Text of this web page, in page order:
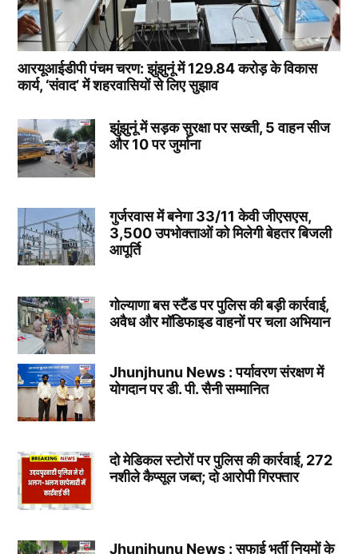
आरयूआईडीपी पंचम चरण: झुंझुनूं में 129.84 करोड़ के विकास
कार्य, ‘संवाद’ में शहरवासियों से लिए सुझाव
झुंझुनूं में सड़क सुरक्षा पर सख्ती, 5 वाहन सीज
और 10 पर जुर्माना
गुर्जरवास में बनेगा 33/11 केवी जीएसएस,
3,500 उपभोक्ताओं को मिलेगी बेहतर बिजली
आपूर्ति
गोल्याणा बस स्टैंड पर पुलिस की बड़ी कार्रवाई,
अवैध और मॉडिफाइड वाहनों पर चला अभियान
Jhunjhunu News : पर्यावरण संरक्षण में
योगदान पर डी. पी. सैनी सम्मानित
दो मेडिकल स्टोरों पर पुलिस की कार्रवाई, 272
नशीले कैप्सूल जब्त; दो आरोपी गिरफ्तार
Jhunjhunu News : सफाई भर्ती नियमों के